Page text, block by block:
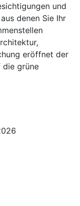
und
denen Sie Ihr
eröffnet der
die grüne